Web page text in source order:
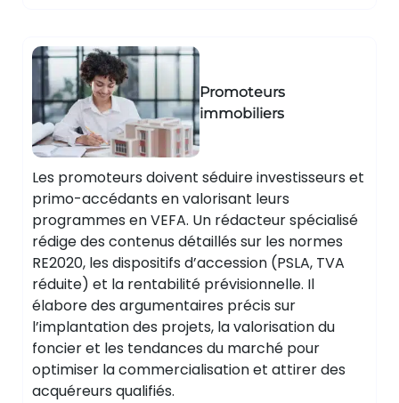
Promoteurs
immobiliers
Les promoteurs doivent séduire investisseurs et
primo-accédants en valorisant leurs
programmes en VEFA. Un rédacteur spécialisé
rédige des contenus détaillés sur les normes
RE2020, les dispositifs d’accession (PSLA, TVA
réduite) et la rentabilité prévisionnelle. Il
élabore des argumentaires précis sur
l’implantation des projets, la valorisation du
foncier et les tendances du marché pour
optimiser la commercialisation et attirer des
acquéreurs qualifiés.